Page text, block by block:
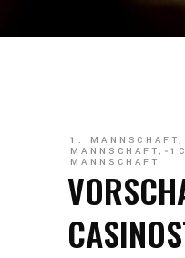
1. MANNSCHAFT,
MANNSCHAFT,
MANNSCHAFT